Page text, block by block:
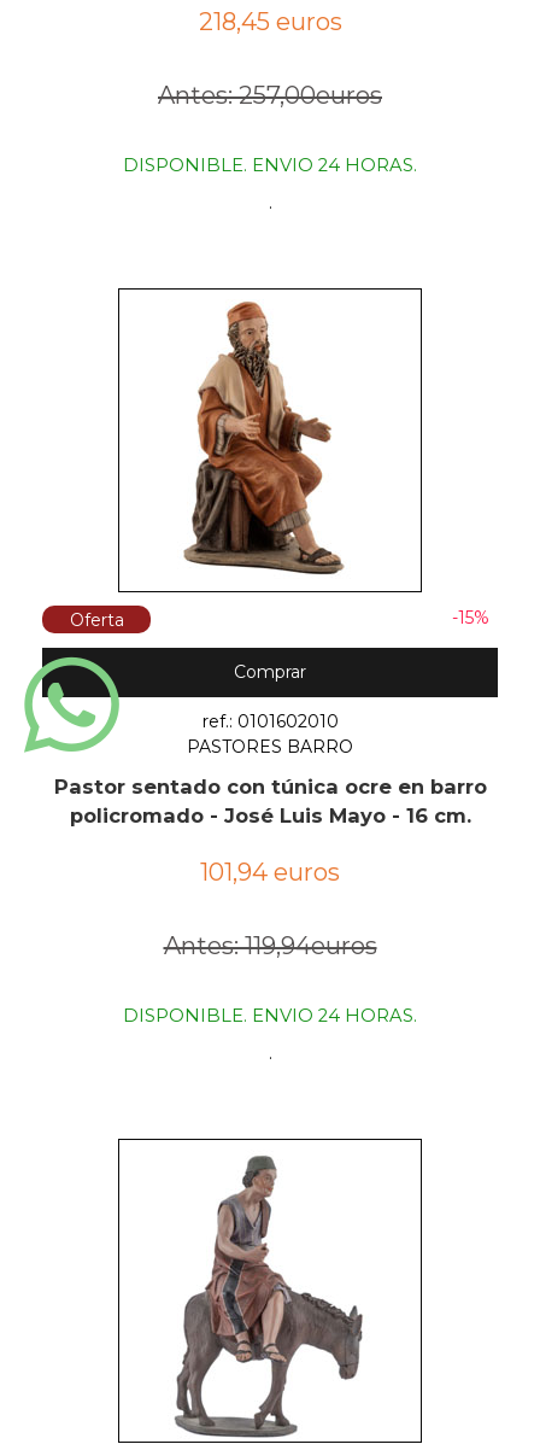
218,45 euros
Antes: 257,00euros
DISPONIBLE. ENVIO 24 HORAS.
.
Oferta -15%
Comprar
ref.: 0101602010
PASTORES BARRO
Pastor sentado con túnica ocre en barro
policromado - José Luis Mayo - 16 cm.
101,94 euros
Antes: 119,94euros
DISPONIBLE. ENVIO 24 HORAS.
.